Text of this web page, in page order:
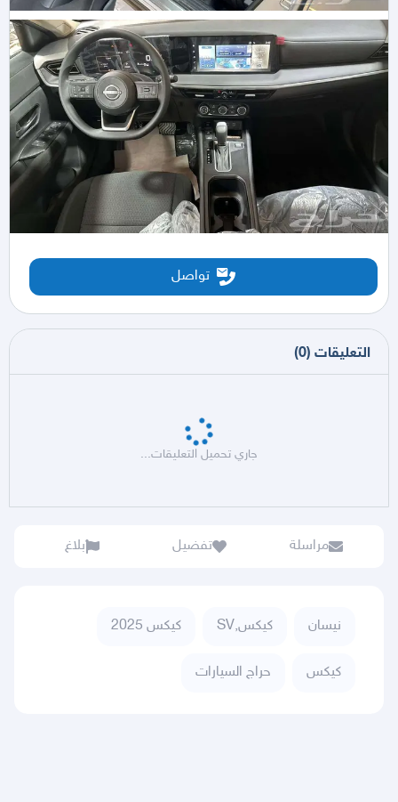
تواصل
التعليقات (
0
)
جاري تحميل التعليقات...
مراسلة تفضيل بلاغ
نيسان كيكس,SV كيكس 2025
كيكس حراج السيارات